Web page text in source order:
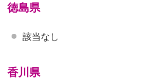
徳島県
該当なし
香川県